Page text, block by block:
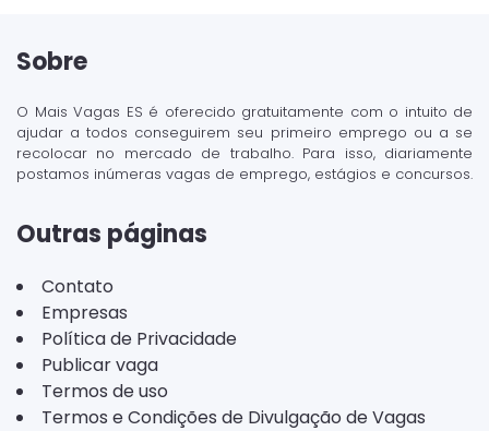
Sobre
O Mais Vagas ES é oferecido gratuitamente com o intuito de
ajudar a todos conseguirem seu primeiro emprego ou a se
recolocar no mercado de trabalho. Para isso, diariamente
postamos inúmeras vagas de emprego, estágios e concursos.
Outras páginas
Contato
Empresas
Política de Privacidade
Publicar vaga
Termos de uso
Termos e Condições de Divulgação de Vagas